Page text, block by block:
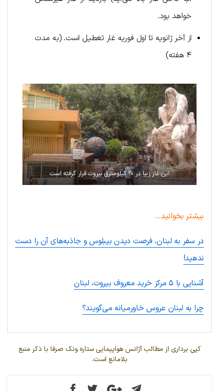
خواهد بود.
از آخر ژانویه تا اول فوریه غار تعطیل است. (به مدت
۴ هفته)
این غاز زیبا در ۲۰ کیلومتری بیروت قرار گرفته است
بیشتر بخوانید…
در سفر به لبنان، فرصت دیدن بیبلوس و جاذبه‌های آن را دست
ندهید!
آشنایی با ۵ مرکز خرید معروف بیروت، لبنان
چرا به لبنان عروس خاورمیانه می‌گویند؟
کپی برداری از مطالب آژانس هواپیمایی ستاره ونک صرفا با ذکر منبع
بلامانع است.